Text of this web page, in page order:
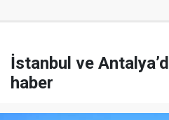
İstanbul ve
haber